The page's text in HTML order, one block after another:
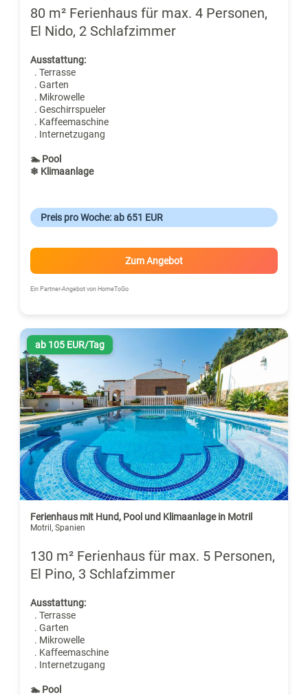
80 m² Ferienhaus für max. 4 Personen,
El Nido, 2 Schlafzimmer
Ausstattung:
. Terrasse
. Garten
. Mikrowelle
. Geschirrspueler
. Kaffeemaschine
. Internetzugang
🏊 Pool
❄ Klimaanlage
Preis pro Woche: ab 651 EUR
Zum Angebot
Ein Partner-Angebot von HomeToGo
ab 105 EUR/Tag
Ferienhaus mit Hund, Pool und Klimaanlage in Motril
Motril, Spanien
130 m² Ferienhaus für max. 5 Personen,
El Pino, 3 Schlafzimmer
Ausstattung:
. Terrasse
. Garten
. Mikrowelle
. Kaffeemaschine
. Internetzugang
🏊 Pool